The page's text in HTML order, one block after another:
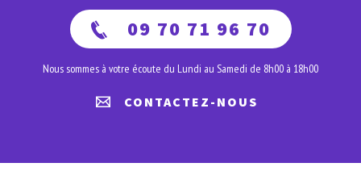
09 70 71 96 70
Nous sommes à votre écoute du Lundi au Samedi de 8h00 à 18h00
CONTACTEZ-NOUS